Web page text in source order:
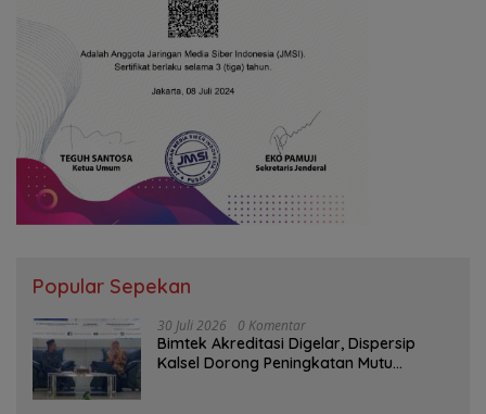
Popular Sepekan
30 Juli 2026 0 Komentar
Bimtek Akreditasi Digelar, Dispersip
Kalsel Dorong Peningkatan Mutu